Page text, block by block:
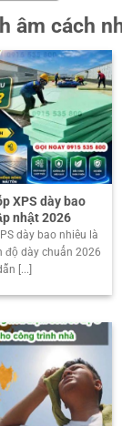
âm cách
XPS dày bao
nhật 2026
dày bao nhiêu là
độ dày chuẩn 2026
[...]